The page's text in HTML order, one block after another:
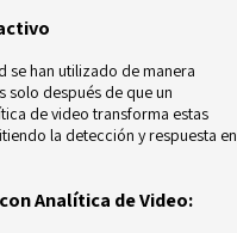
se han utilizado de manera
solo después de que un
de video transforma estas
la detección y respuesta en
Analítica de Video: